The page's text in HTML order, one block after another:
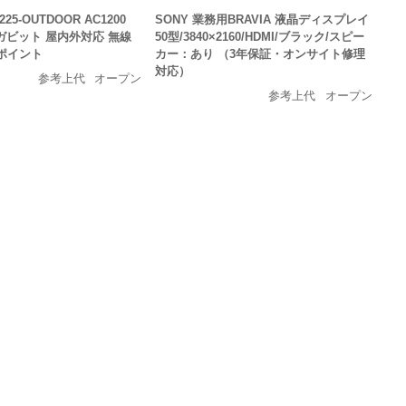
OUTDOOR AC1200
ビット 屋内外対応 無線
イント
参考上代
オープン
SONY 業務用BRAVIA 液晶ディスプレイ
50型/3840×2160/HDMI/ブラック/スピー
カー：あり （3年保証・オンサイト修理
対応）
参考上代
オープン